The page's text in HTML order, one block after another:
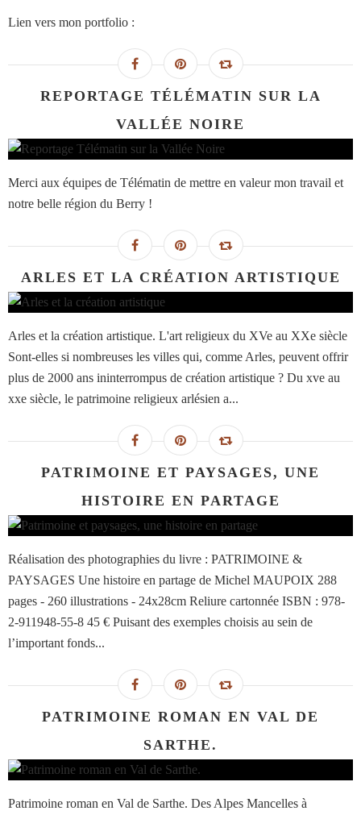
Lien vers mon portfolio :
REPORTAGE TÉLÉMATIN SUR LA
VALLÉE NOIRE
Merci aux équipes de Télématin de mettre en valeur mon travail et
notre belle région du Berry !
ARLES ET LA CRÉATION ARTISTIQUE
Arles et la création artistique. L'art religieux du XVe au XXe siècle
Sont-elles si nombreuses les villes qui, comme Arles, peuvent offrir
plus de 2000 ans ininterrompus de création artistique ? Du xve au
xxe siècle, le patrimoine religieux arlésien a...
PATRIMOINE ET PAYSAGES, UNE
HISTOIRE EN PARTAGE
Réalisation des photographies du livre : PATRIMOINE &
PAYSAGES Une histoire en partage de Michel MAUPOIX 288
pages - 260 illustrations - 24x28cm Reliure cartonnée ISBN : 978-
2-911948-55-8 45 € Puisant des exemples choisis au sein de
l’important fonds...
PATRIMOINE ROMAN EN VAL DE
SARTHE.
Patrimoine roman en Val de Sarthe. Des Alpes Mancelles à